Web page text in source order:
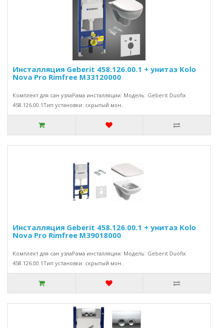
Инсталляция Geberit 458.126.00.1 + унитаз Kolo
Nova Pro Rimfree M33120000
Комплект для сан узлаРама инсталляции: Модель: Geberit Duofix
458.126.00.1Тип установки: скрытый мон..
Инсталляция Geberit 458.126.00.1 + унитаз Kolo
Nova Pro Rimfree M39018000
Комплект для сан узлаРама инсталляции: Модель: Geberit Duofix
458.126.00.1Тип установки: скрытый мон..